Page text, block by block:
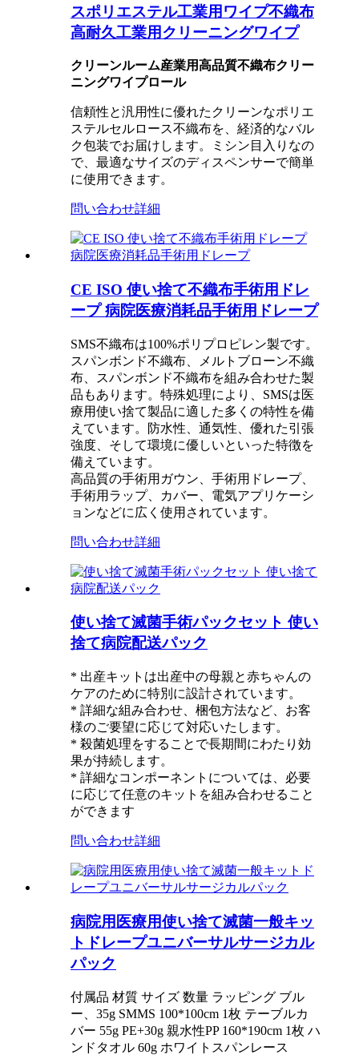
スポリエステル工業用ワイプ不織布
高耐久工業用クリーニングワイプ
クリーンルーム産業用高品質不織布クリー
ニングワイプロール
信頼性と汎用性に優れたクリーンなポリエ
ステルセルロース不織布を、経済的なバル
ク包装でお届けします。ミシン目入りなの
で、最適なサイズのディスペンサーで簡単
に使用できます。
問い合わせ詳細
CE ISO 使い捨て不織布手術用ドレ
ープ 病院医療消耗品手術用ドレープ
SMS不織布は100%ポリプロピレン製です。
スパンボンド不織布、メルトブローン不織
布、スパンボンド不織布を組み合わせた製
品もあります。特殊処理により、SMSは医
療用使い捨て製品に適した多くの特性を備
えています。防水性、通気性、優れた引張
強度、そして環境に優しいといった特徴を
備えています。
高品質の手術用ガウン、手術用ドレープ、
手術用ラップ、カバー、電気アプリケーシ
ョンなどに広く使用されています。
問い合わせ詳細
使い捨て滅菌手術パックセット 使い
捨て病院配送パック
* 出産キットは出産中の母親と赤ちゃんの
ケアのために特別に設計されています。
* 詳細な組み合わせ、梱包方法など、お客
様のご要望に応じて対応いたします。
* 殺菌処理をすることで長期間にわたり効
果が持続します。
* 詳細なコンポーネントについては、必要
に応じて任意のキットを組み合わせること
ができます
問い合わせ詳細
病院用医療用使い捨て滅菌一般キッ
トドレープユニバーサルサージカル
パック
付属品 材質 サイズ 数量 ラッピング ブル
ー、35g SMMS 100*100cm 1枚 テーブルカ
バー 55g PE+30g 親水性PP 160*190cm 1枚 ハ
ンドタオル 60g ホワイトスパンレース